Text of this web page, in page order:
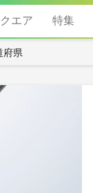
エア 特集
府県